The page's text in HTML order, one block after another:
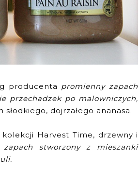
producenta promienny zapach
przechadzek po malowniczych,
dojrzałego ananasa.
Harvest Time, drzewny i
zapach stworzony z mieszanki